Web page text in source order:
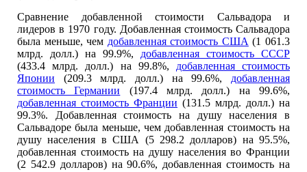
Сравнение добавленной стоимости Сальвадора и
лидеров в 1970 году. Добавленная стоимость Сальвадора
была меньше, чем добавленная стоимость США (1 061.3
млрд. долл.) на 99.9%, добавленная стоимость СССР
(433.4 млрд. долл.) на 99.8%, добавленная стоимость
Японии (209.3 млрд. долл.) на 99.6%, добавленная
стоимость Германии (197.4 млрд. долл.) на 99.6%,
добавленная стоимость Франции (131.5 млрд. долл.) на
99.3%. Добавленная стоимость на душу населения в
Сальвадоре была меньше, чем добавленная стоимость на
душу населения в США (5 298.2 долларов) на 95.5%,
добавленная стоимость на душу населения во Франции
(2 542.9 долларов) на 90.6%, добавленная стоимость на